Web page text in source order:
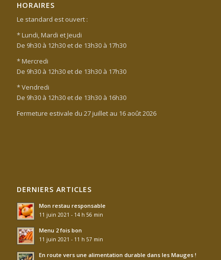
HORAIRES
Le standard est ouvert :
* Lundi, Mardi et Jeudi
De 9h30 à 12h30 et de 13h30 à 17h30
* Mercredi
De 9h30 à 12h30 et de 13h30 à 17h30
* Vendredi
De 9h30 à 12h30 et de 13h30 à 16h30
Fermeture estivale du 27 juillet au 16 août 2026
DERNIERS ARTICLES
Mon restau responsable
11 juin 2021 - 14 h 56 min
Menu 2 fois bon
11 juin 2021 - 11 h 57 min
En route vers une alimentation durable dans les Mauges !